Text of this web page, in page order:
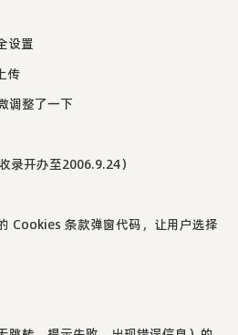
设置
传
调整了一下
录开办至2006.9.24）
Cookies 条款弹窗代码，让用户选择